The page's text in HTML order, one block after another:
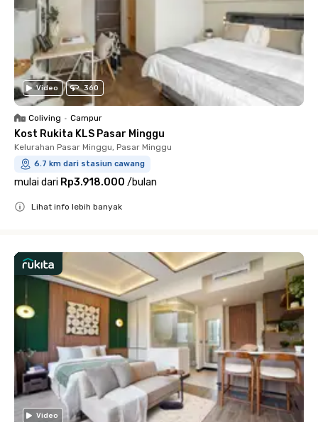
Video 360
Coliving • Campur
Kost Rukita KLS Pasar Minggu
Kelurahan Pasar Minggu, Pasar Minggu
6.7 km dari stasiun cawang
mulai dari Rp3.918.000 /bulan
Lihat info lebih banyak
Video